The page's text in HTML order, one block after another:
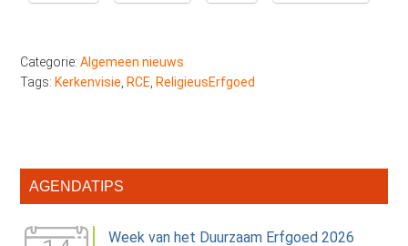
Categorie:Algemeen nieuws
Tags: Kerkenvisie RCE ReligieusErfgoed
Primaire
AGENDATIPS
Week van het Duurzaam Erfgoed 2026